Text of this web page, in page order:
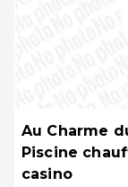
Au Charme
Piscine
casino